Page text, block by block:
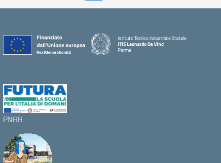
Istituto Tecnico Industriale Statale
ITIS Leonardo Da Vinci
Parma
PNRR